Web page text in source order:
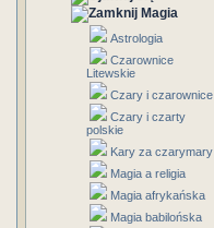
Magia
Astrologia
Czarownice
Litewskie
Czary i czarownice
Czary i czarty
polskie
Kary za czarymary
Magia a religia
Magia afrykańska
Magia babilońska